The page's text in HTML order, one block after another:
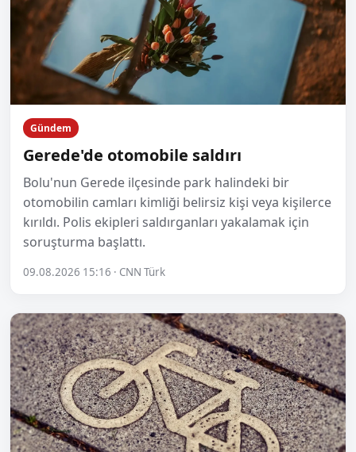
Gündem
Gerede'de otomobile saldırı
Bolu'nun Gerede ilçesinde park halindeki bir
otomobilin camları kimliği belirsiz kişi veya kişilerce
kırıldı. Polis ekipleri saldırganları yakalamak için
soruşturma başlattı.
09.08.2026 15:16 · CNN Türk